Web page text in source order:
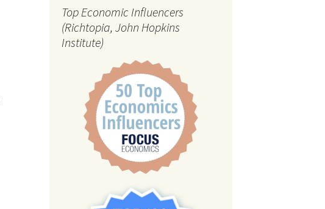
Top Economic Influencers
(Richtopia, John Hopkins
Institute)